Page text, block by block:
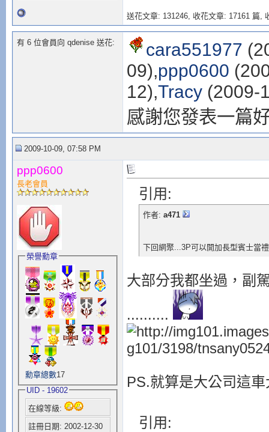
送花文章: 131246, 收花文章: 17161 篇,
有 6 位會員向 qdenise 送花: cara551977
09),ppp0600
12),Tracy(2009-
感謝您發表一篇
2009-10-09, 07:58 PM
ppp0600
長老會員
榮譽勳章
勳章總數17
UID - 19602
在線等級:
註冊日期: 2002-12-30
引用:
作者: a471
下回網聚...3P可以開加長型賓士當
大部分我都坐過，副
..........
PS.就算是大公司這
引用: